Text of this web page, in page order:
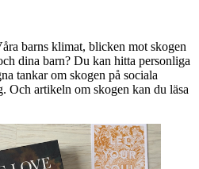
barns klimat, blicken mot skogen
dina barn? Du kan hitta personliga
tankar om skogen på sociala
Och artikeln om skogen kan du läsa